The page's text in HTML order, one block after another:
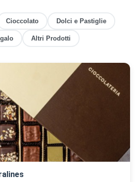
Cioccolato Dolci e Pastiglie
Altri Prodotti